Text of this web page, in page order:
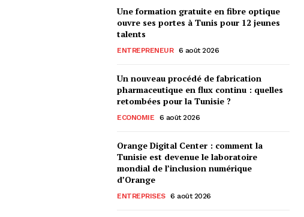
Une formation gratuite en fibre optique
ouvre ses portes à Tunis pour 12 jeunes
talents
ENTREPRENEUR 6 août 2026
Un nouveau procédé de fabrication
pharmaceutique en flux continu : quelles
retombées pour la Tunisie ?
ECONOMIE 6 août 2026
Orange Digital Center : comment la
Tunisie est devenue le laboratoire
mondial de l’inclusion numérique
d’Orange
ENTREPRISES 6 août 2026